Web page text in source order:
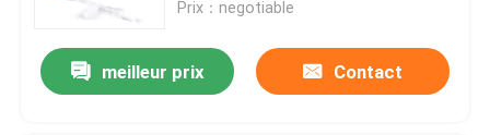
Prix：negotiable
meilleur prix Contact